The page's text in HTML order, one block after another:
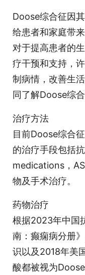
Doose综合征因
给患者和家庭带
对于提高患者的
疗干预和支持，
制病情，改善生
同了解Doose综合
治疗方法
目前Doose综合
的治疗手段包括
medications，
物及手术治疗。
药物治疗
根据2023年中国
南：癫痫病分册
识以及2018年美
酸都被视为